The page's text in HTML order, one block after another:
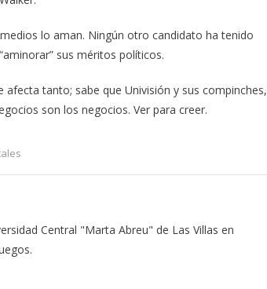
lo aman. Ningún otro candidato ha tenido
sus méritos políticos.
tanto; sabe que Univisión y sus compinches,
son los negocios. Ver para creer.
Central "Marta Abreu" de Las Villas en